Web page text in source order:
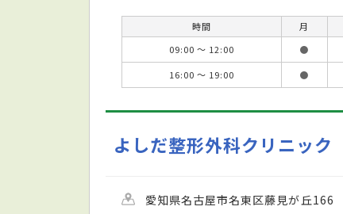
時間 月
09:00 ～ 12:00
●
16:00 ～ 19:00
●
よしだ整形外科クリニック
愛知県名古屋市名東区藤見が丘166